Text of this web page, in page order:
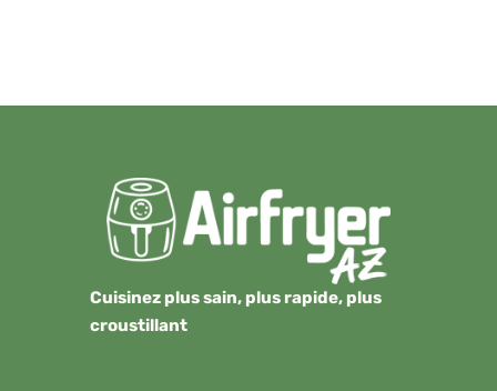
Cuisinez plus sain, plus rapide, plus
croustillant